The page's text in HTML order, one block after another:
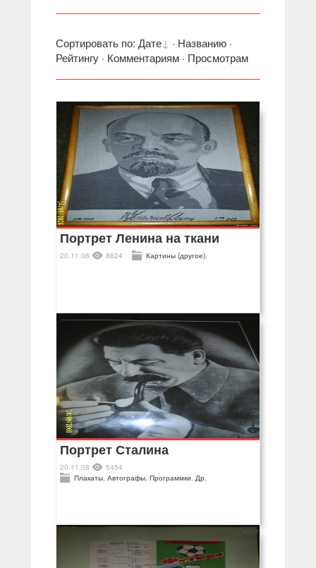
Сортировать по: Дате · Названию ·
Рейтингу · Комментариям · Просмотрам
Портрет Ленина на ткани
20.11.08 8624 Картины (другое).
Портрет Сталина
20.11.08
5454
Плакаты. Автографы. Программки. Др.